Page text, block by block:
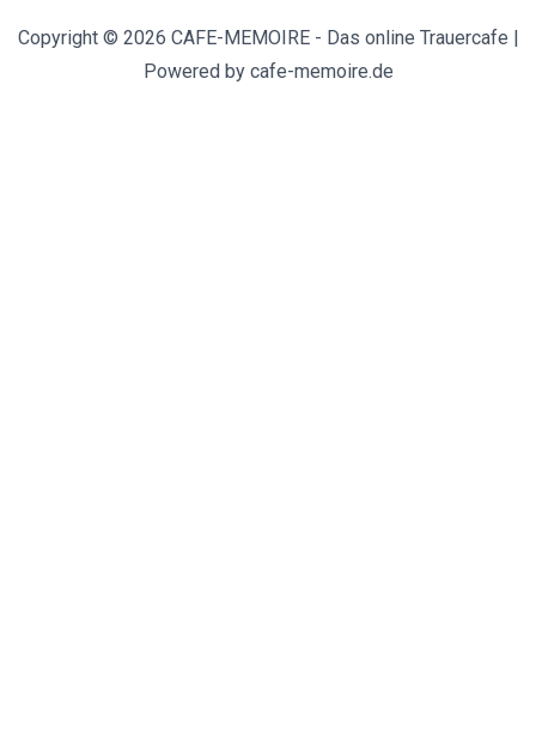
Copyright © 2026 CAFE-MEMOIRE - Das online Trauercafe |
Powered by cafe-memoire.de